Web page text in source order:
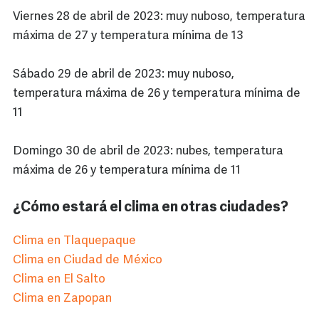
Viernes 28 de abril de 2023: muy nuboso, temperatura
máxima de 27 y temperatura mínima de 13
Sábado 29 de abril de 2023: muy nuboso,
temperatura máxima de 26 y temperatura mínima de
11
Domingo 30 de abril de 2023: nubes, temperatura
máxima de 26 y temperatura mínima de 11
¿Cómo estará el clima en otras ciudades?
Clima en Tlaquepaque
Clima en Ciudad de México
Clima en El Salto
Clima en Zapopan